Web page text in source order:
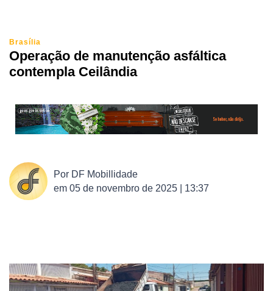
Brasília
Operação de manutenção asfáltica
contempla Ceilândia
Por DF Mobillidade
em 05 de novembro de 2025 | 13:37